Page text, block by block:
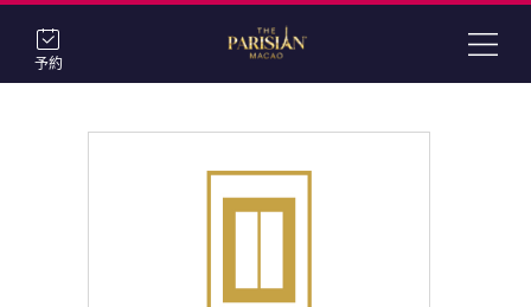
予約